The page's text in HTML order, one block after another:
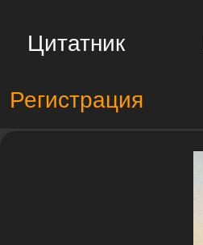
Цитатник
Регистрация